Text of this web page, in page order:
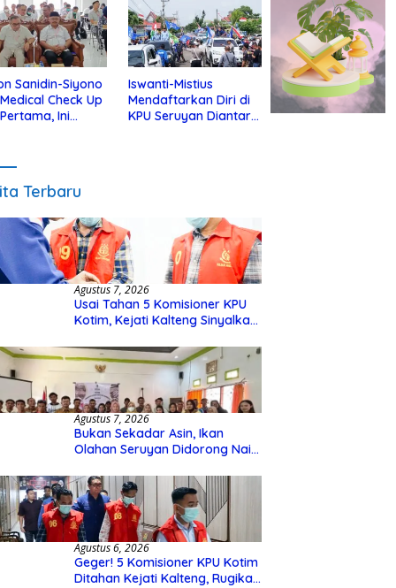
Sanidin-Siyono
Check Up
Ini
Iswanti-Mistius
Mendaftarkan Diri di
KPU Seruyan Diantar
Terbaru
Agustus 7, 2026
Usai Tahan 5 Komisioner KPU
Kotim, Kejati Kalteng Sinyalkan
Hibah Rp40 Miliar
Agustus 7, 2026
Bukan Sekadar Asin, Ikan
Olahan Seruyan Didorong Naik
Agustus 6, 2026
Geger! 5 Komisioner KPU Kotim
Ditahan Kejati Kalteng, Rugikan